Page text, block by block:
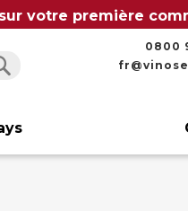
votre première
0800